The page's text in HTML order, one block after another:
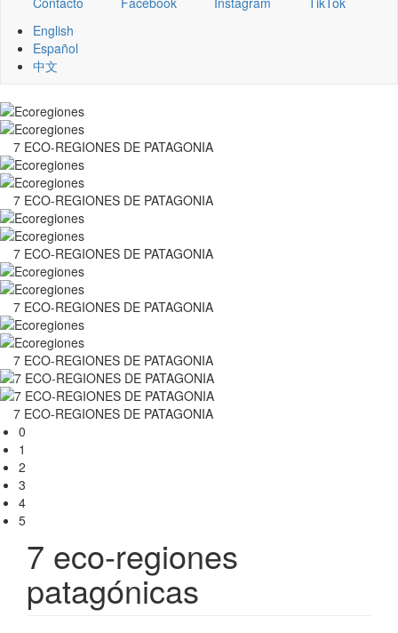
English
Español
中文
7 ECO-REGIONES DE PATAGONIA
7 ECO-REGIONES DE PATAGONIA
7 ECO-REGIONES DE PATAGONIA
7 ECO-REGIONES DE PATAGONIA
7 ECO-REGIONES DE PATAGONIA
7 ECO-REGIONES DE PATAGONIA
0
1
2
3
4
5
7 eco-regiones
patagónicas